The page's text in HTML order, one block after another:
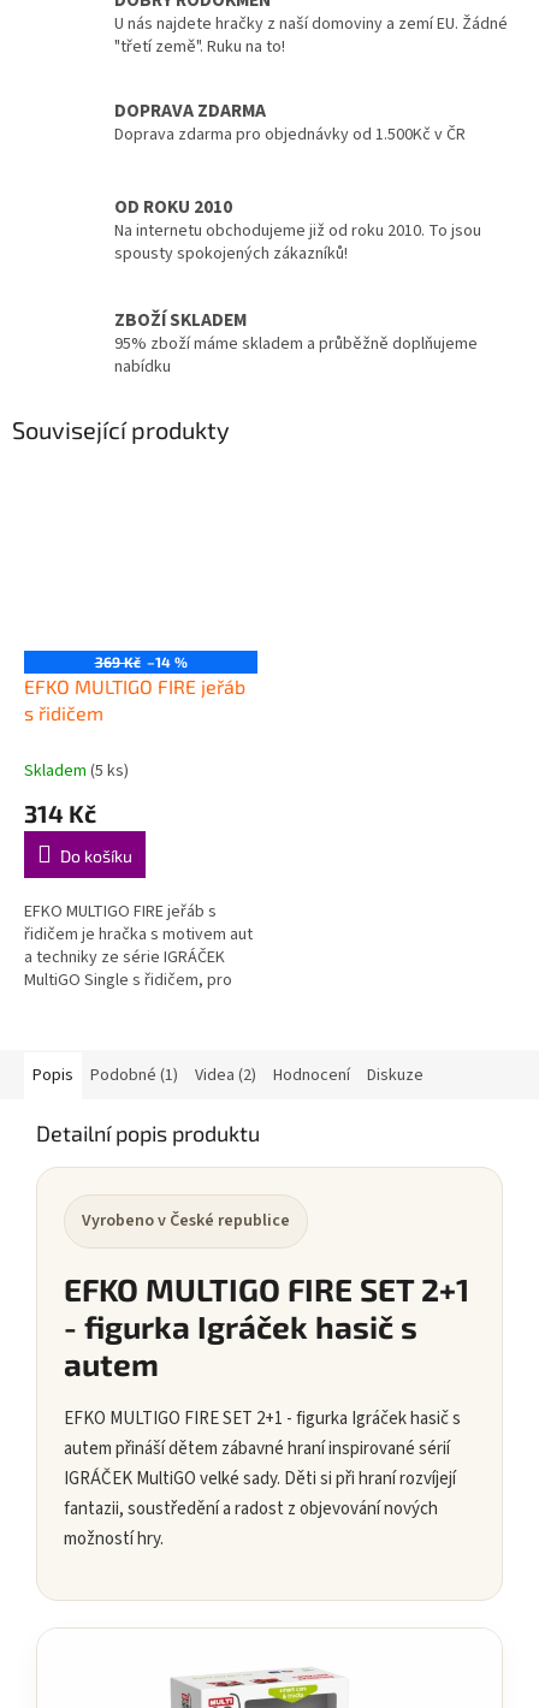
U nás najdete hračky z naší domoviny a zemí EU. Žádné
"třetí země". Ruku na to!
DOPRAVA ZDARMA
Doprava zdarma pro objednávky od 1.500Kč v ČR
OD ROKU 2010
Na internetu obchodujeme již od roku 2010. To jsou
spousty spokojených zákazníků!
ZBOŽÍ SKLADEM
95% zboží máme skladem a průběžně doplňujeme
nabídku
Související produkty
369 Kč –14 %
EFKO MULTIGO FIRE jeřáb
s řidičem
Skladem (5 ks)
314 Kč
Do košíku
EFKO MULTIGO FIRE jeřáb s
řidičem je hračka s motivem aut
a techniky ze série IGRÁČEK
MultiGO Single s řidičem, pro
Popis Podobné (1) Videa (2) Hodnocení Diskuze
Detailní popis produktu
Vyrobeno v České republice
EFKO MULTIGO FIRE SET 2+1
- figurka Igráček hasič s
autem
EFKO MULTIGO FIRE SET 2+1 - figurka Igráček hasič s
autem přináší dětem zábavné hraní inspirované sérií
IGRÁČEK MultiGO velké sady. Děti si při hraní rozvíjejí
fantazii, soustředění a radost z objevování nových
možností hry.